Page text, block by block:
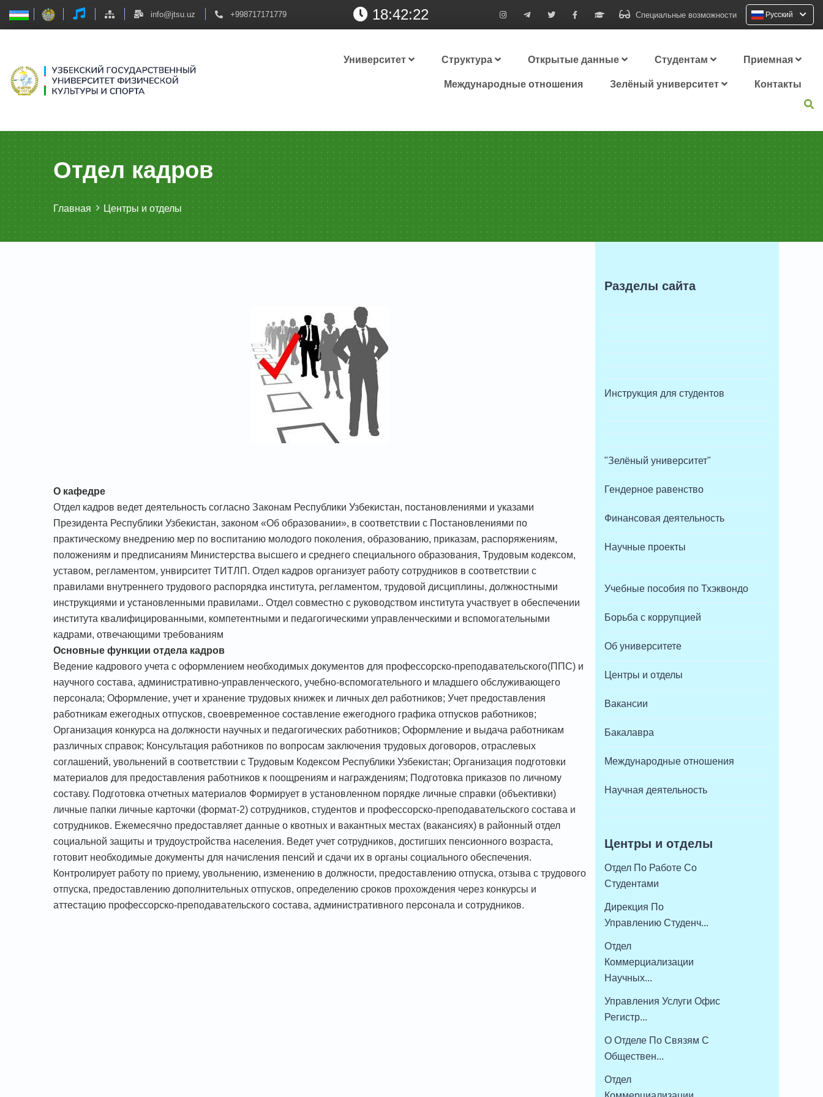
info@jtsu.uz +998717171779 18:42:23 Специальные возможности Русский
Университет Структура Открытые данные Студентам Приемная
Международные отношения Зелёный университет Контакты
Отдел кадров
Главная Центры и отделы
О кафедре
Отдел кадров ведет деятельность согласно Законам Республики Узбекистан, постановлениями и указами
Президента Республики Узбекистан, законом «Об образовании», в соответствии с Постановлениями по
практическому внедрению мер по воспитанию молодого поколения, образованию, приказам, распоряжениям,
положениям и предписаниям Министерства высшего и среднего специального образования, Трудовым кодексом,
уставом, регламентом, унвирситет ТИТЛП. Отдел кадров организует работу сотрудников в соответствии с
правилами внутреннего трудового распорядка института, регламентом, трудовой дисциплины, должностными
инструкциями и установленными правилами.. Отдел совместно с руководством института участвует в обеспечении
института квалифицированными, компетентными и педагогическими управленческими и вспомогательными
кадрами, отвечающими требованиям
Основные функции отдела кадров
Ведение кадрового учета с оформлением необходимых документов для профессорско-преподавательского(ППС) и
научного состава, административно-управленческого, учебно-вспомогательного и младшего обслуживающего
персонала; Оформление, учет и хранение трудовых книжек и личных дел работников; Учет предоставления
работникам ежегодных отпусков, своевременное составление ежегодного графика отпусков работников;
Организация конкурса на должности научных и педагогических работников; Оформление и выдача работникам
различных справок; Консультация работников по вопросам заключения трудовых договоров, отраслевых
соглашений, увольнений в соответствии с Трудовым Кодексом Республики Узбекистан; Организация подготовки
материалов для предоставления работников к поощрениям и награждениям; Подготовка приказов по личному
составу. Подготовка отчетных материалов Формирует в установленном порядке личные справки (объективки)
личные папки личные карточки (формат-2) сотрудников, студентов и профессорско-преподавательского состава и
сотрудников. Ежемесячно предоставляет данные о квотных и вакантных местах (вакансиях) в районный отдел
социальной защиты и трудоустройства населения. Ведет учет сотрудников, достигших пенсионного возраста,
готовит необходимые документы для начисления пенсий и сдачи их в органы социального обеспечения.
Контролирует работу по приему, увольнению, изменению в должности, предоставлению отпуска, отзыва с трудового
отпуска, предоставлению дополнительных отпусков, определению сроков прохождения через конкурсы и
аттестацию профессорско-преподавательского состава, административного персонала и сотрудников.
Разделы сайта
Инструкция для студентов
"Зелёный университет"
Гендерное равенство
Финансовая деятельность
Научные проекты
Учебные пособия по Тхэквондо
Борьба с коррупцией
Об университете
Центры и отделы
Вакансии
Бакалавра
Международные отношения
Научная деятельность
Центры и отделы
Отдел По Работе Со
Студентами
Дирекция По
Управлению Студенч...
Отдел
Коммерциализации
Научных...
Управления Услуги Офис
Регистр...
О Отделе По Связям С
Обществен...
Отдел